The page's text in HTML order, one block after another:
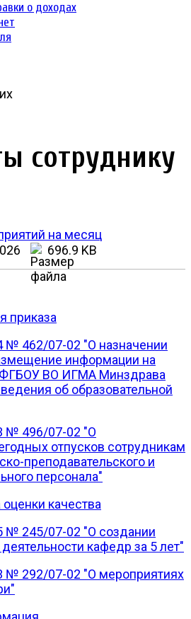
о доходах
сотруднику
на месяц
696.9 KB
приказа
№ 462/07-02 "О назначении
информации на
ФГБОУ ВО ИГМА Минздрава
об образовательной
№ 496/07-02 "О
отпусков сотрудникам
преподавательского и
персонала"
качества
№ 245/07-02 "О создании
кафедр за 5 лет"
№ 292/07-02 "О мероприятиях